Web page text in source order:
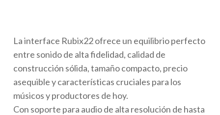
La interface Rubix22 ofrece un equilibrio perfecto
entre sonido de alta fidelidad, calidad de
construcción sólida, tamaño compacto, precio
asequible y características cruciales para los
músicos y productores de hoy.
Con soporte para audio de alta resolución de hasta